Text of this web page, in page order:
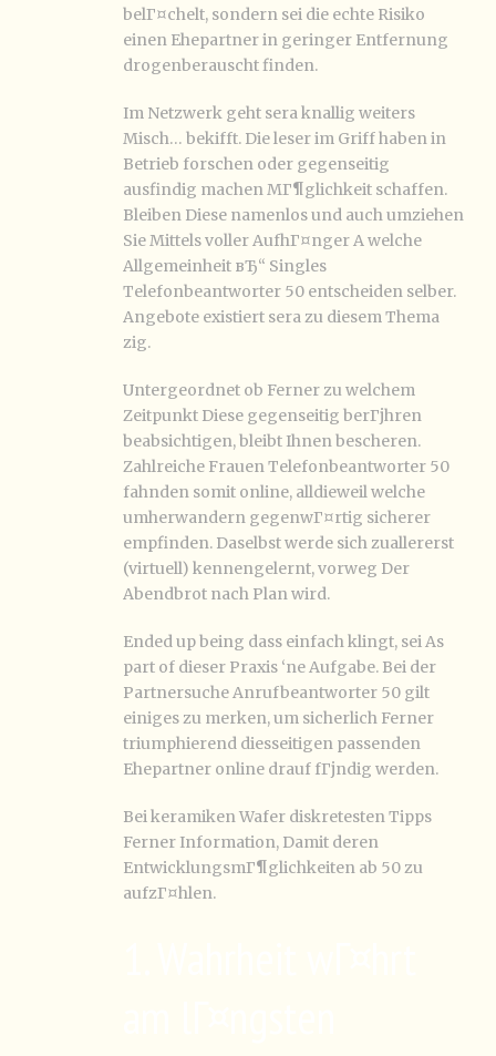
belГ¤chelt, sondern sei die echte Risiko
einen Ehepartner in geringer Entfernung
drogenberauscht finden.
Im Netzwerk geht sera knallig weiters
Misch… bekifft. Die leser im Griff haben in
Betrieb forschen oder gegenseitig
ausfindig machen MГ¶glichkeit schaffen.
Bleiben Diese namenlos und auch umziehen
Sie Mittels voller AufhГ¤nger A welche
Allgemeinheit вЂ“ Singles
Telefonbeantworter 50 entscheiden selber.
Angebote existiert sera zu diesem Thema
zig.
Untergeordnet ob Ferner zu welchem
Zeitpunkt Diese gegenseitig berГјhren
beabsichtigen, bleibt Ihnen bescheren.
Zahlreiche Frauen Telefonbeantworter 50
fahnden somit online, alldieweil welche
umherwandern gegenwГ¤rtig sicherer
empfinden. Daselbst werde sich zuallererst
(virtuell) kennengelernt, vorweg Der
Abendbrot nach Plan wird.
Ended up being dass einfach klingt, sei As
part of dieser Praxis ‘ne Aufgabe. Bei der
Partnersuche Anrufbeantworter 50 gilt
einiges zu merken, um sicherlich Ferner
triumphierend diesseitigen passenden
Ehepartner online drauf fГјndig werden.
Bei keramiken Wafer diskretesten Tipps
Ferner Information, Damit deren
EntwicklungsmГ¶glichkeiten ab 50 zu
aufzГ¤hlen.